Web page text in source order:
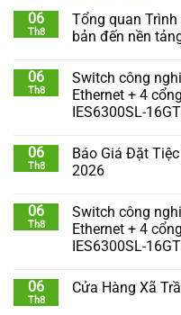
06
Th8
Tổng quan
bản đến nền
06
Th8
Switch công
Ethernet + 4
IES6300SL-
06
Th8
Báo Giá Đặt
2026
06
Th8
Switch công
Ethernet + 4
IES6300SL-
06
Th8
Cửa Hàng Xã